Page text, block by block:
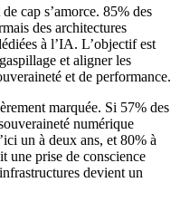
cap s’amorce. 85% des
des architectures
à l’IA. L’objectif est
et aligner les
et de performance.
marquée. Si 57% des
numérique
un à deux ans, et 80% à
une prise de conscience
devient un